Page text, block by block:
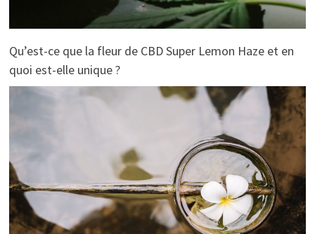
Qu’est-ce que la fleur de CBD Super Lemon Haze et en
quoi est-elle unique ?